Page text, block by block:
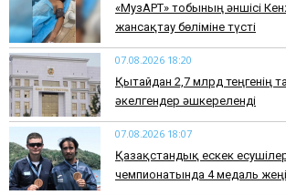
«МузАРТ» тобының әншісі
жансақтау бөліміне түсті
07.08.2026 18:20
Қытайдан 2,7 млрд теңгенің
әкелгендер әшкереленді
07.08.2026 18:07
Қазақстандық ескек
чемпионатында 4 медаль